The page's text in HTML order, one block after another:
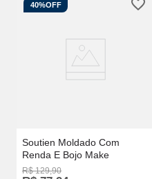
40%OFF
Soutien Moldado Com
Renda E Bojo Make
R$ 129,90